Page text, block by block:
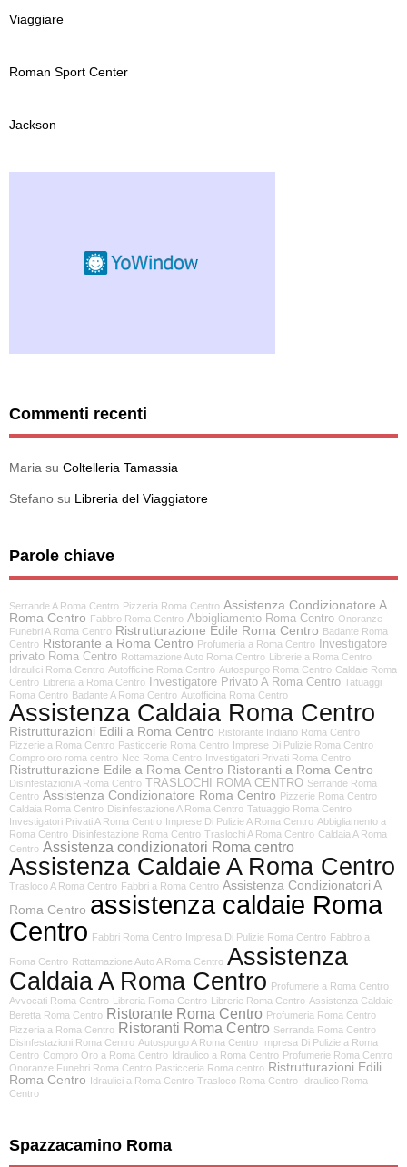
Viaggiare
Roman Sport Center
Jackson
Commenti recenti
Maria su Coltelleria Tamassia
Stefano su Libreria del Viaggiatore
Parole chiave
Serrande A Roma Centro Pizzeria Roma Centro Assistenza Condizionatore A
Roma Centro Fabbro Roma Centro Abbigliamento Roma Centro Onoranze
Funebri A Roma Centro Ristrutturazione Edile Roma Centro Badante Roma
Centro Ristorante a Roma Centro Profumeria a Roma Centro
Investigatore
privato Roma Centro Rottamazione Auto Roma Centro Librerie a Roma Centro
Idraulici Roma Centro Autofficine Roma Centro Autospurgo Roma Centro Caldaie Roma
Centro Libreria a Roma Centro Investigatore Privato A Roma Centro Tatuaggi
Roma Centro Badante A Roma Centro Autofficina Roma Centro
Assistenza Caldaia Roma Centro
Ristrutturazioni Edili a Roma Centro Ristorante Indiano Roma Centro
Pizzerie a Roma Centro Pasticcerie Roma Centro Imprese Di Pulizie Roma Centro
Compro oro roma centro Ncc Roma Centro Investigatori Privati Roma Centro
Ristrutturazione Edile a Roma Centro Ristoranti a Roma Centro
Disinfestazioni A Roma Centro TRASLOCHI ROMA CENTRO Serrande Roma
Centro Assistenza Condizionatore Roma Centro Pizzerie Roma Centro
Caldaia Roma Centro Disinfestazione A Roma Centro Tatuaggio Roma Centro
Investigatori Privati A Roma Centro Imprese Di Pulizie A Roma Centro Abbigliamento a
Roma Centro Disinfestazione Roma Centro Traslochi A Roma Centro Caldaia A Roma
Centro Assistenza condizionatori Roma centro
Assistenza Caldaie A Roma Centro
Trasloco A Roma Centro Fabbri a Roma Centro Assistenza Condizionatori A
Roma Centro assistenza caldaie Roma
Centro Fabbri Roma Centro Impresa Di Pulizie Roma Centro Fabbro a
Roma Centro Rottamazione Auto A Roma Centro Assistenza
Caldaia A Roma Centro Profumerie a Roma Centro
Avvocati Roma Centro Libreria Roma Centro Librerie Roma Centro Assistenza Caldaie
Beretta Roma Centro Ristorante Roma Centro Profumeria Roma Centro
Pizzeria a Roma Centro Ristoranti Roma Centro Serranda Roma Centro
Disinfestazioni Roma Centro Autospurgo A Roma Centro Impresa Di Pulizie a Roma
Centro Compro Oro a Roma Centro Idraulico a Roma Centro Profumerie Roma Centro
Onoranze Funebri Roma Centro Pasticceria Roma centro Ristrutturazioni Edili
Roma Centro Idraulici a Roma Centro Trasloco Roma Centro Idraulico Roma
Centro
Spazzacamino Roma